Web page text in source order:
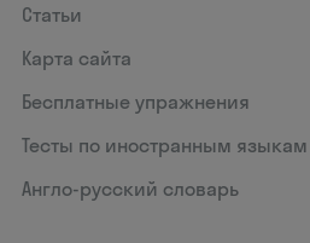
Статьи
Карта сайта
Бесплатные упражнения
Тесты по иностранным языкам
Англо-русский словарь